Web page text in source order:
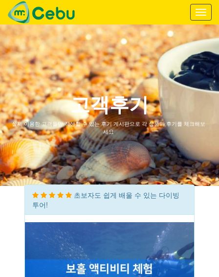
고객후기
실제 이용한 고객들만 작성할 수 있는 후기 게시판으로 각 상품과 후기를 체크해보
세요
초보자도 쉽게 배울 수 있는 다이빙
투어!